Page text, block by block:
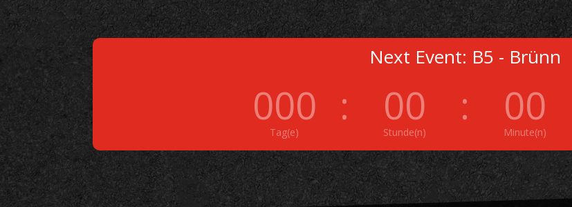
Next Event: B5 - Brünn
000
Tag(e)
: 00
Stunde(n)
: 00
Minute(n)